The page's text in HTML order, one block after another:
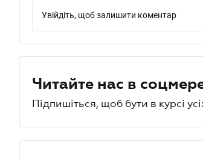
Увійдіть, щоб залишити коментар
Читайте нас в
Підпишіться, щоб бути в курсі